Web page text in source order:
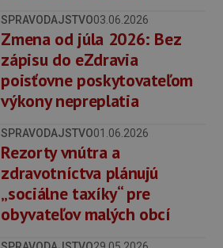
SPRAVODAJSTVO03.06.2026
Zmena od júla 2026: Bez
zápisu do eZdravia
poisťovne poskytovateľom
výkony nepreplatia
SPRAVODAJSTVO01.06.2026
Rezorty vnútra a
zdravotníctva plánujú
„sociálne taxíky“ pre
obyvateľov malých obcí